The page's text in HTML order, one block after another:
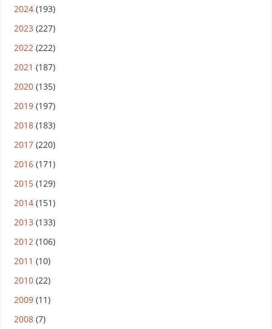
2024(193)
2023(227)
2022(222)
2021 (187)
2020(135)
2019(197)
2018(183)
2017(220)
2016(171)
2015(129)
2014(151)
2013(133)
2012(106)
2011 (10)
2010(22)
2009(11)
2008(7)